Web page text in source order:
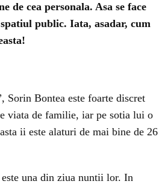
de cea personala. Asa se face
public. Iata, asadar, cum
Sorin Bontea este foarte discret
viata de familie, iar pe sotia lui o
ii este alaturi de mai bine de 26
una din ziua nuntii lor. In